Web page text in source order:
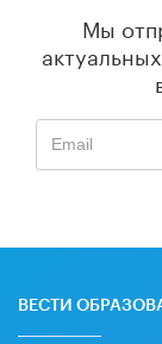
Мы
ВЕСТИ